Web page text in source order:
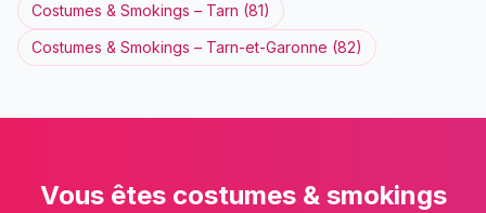
Costumes & Smokings – Tarn (81)
Costumes & Smokings – Tarn-et-Garonne (82)
Vous êtes costumes & smokings